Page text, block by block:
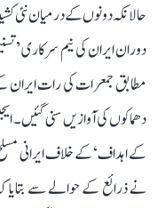
حالانکہ دونوں کے درمیان نئی
دوران ایران کی نیم سرکاری
دھماکوں کی آوازیں سنی گئیں۔
کے اہداف‘ کے خلاف ایرانی
نے ذرائع کے حوالے سے